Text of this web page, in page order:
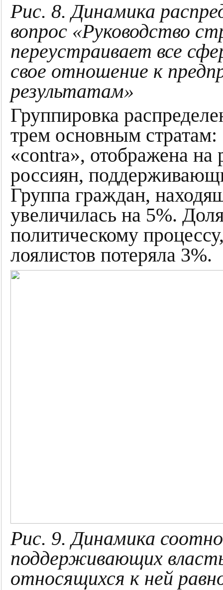
Рис. 8. Динамика
вопрос «Руководство
переустраивает все
свое отношение к
результатам»
Группировка
трем основным
«contra», отображена на
россиян,
Группа граждан,
увеличилась на 5%.
политическому
лоялистов потеряла 3%.
Рис. 9. Динамика
поддерживающих
относящихся к ней